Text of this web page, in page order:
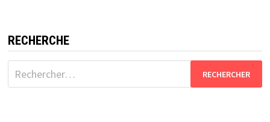
RECHERCHE
Rechercher :